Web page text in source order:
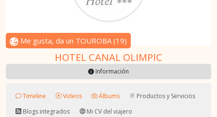
Me gusta, da un TOUROBA(19)
HOTEL CANAL OLIMPIC
Información
Timeline Videos Álbums
Productos y Servicios
Blogs integrados
Mi CV del viajero